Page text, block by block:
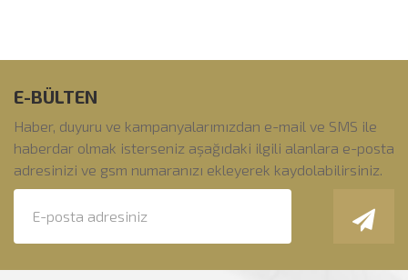
E-BÜLTEN
Haber, duyuru ve kampanyalarımızdan e-mail ve SMS ile
haberdar olmak isterseniz aşağıdaki ilgili alanlara e-posta
adresinizi ve gsm numaranızı ekleyerek kaydolabilirsiniz.